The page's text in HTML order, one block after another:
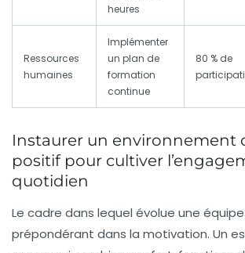
heures
Ressources
humaines
Implémenter
un plan de
formation
continue
80 % de
Instaurer un environnement
positif pour cultiver
quotidien
Le cadre dans lequel évolue une
prépondérant dans la motivation. Un